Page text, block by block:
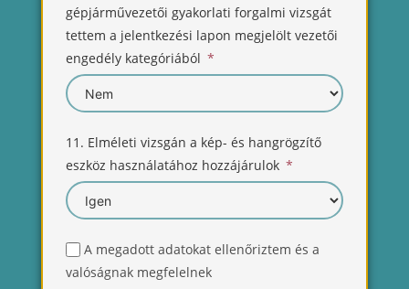
gépjárművezetői gyakorlati forgalmi vizsgát
tettem a jelentkezési lapon megjelölt vezetői
engedély kategóriából
11. Elméleti vizsgán a kép- és hangrögzítő
eszköz használatához hozzájárulok
A megadott adatokat ellenőriztem és a
valóságnak megfelelnek